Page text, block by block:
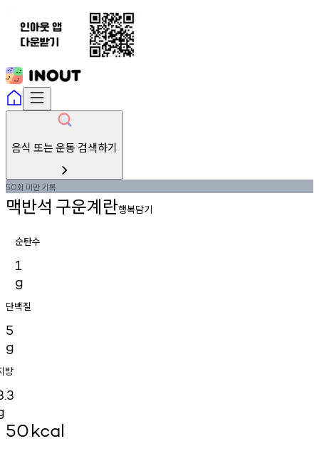
음식 또는 운동 검색하기
50회 미만기록
맥반석 구운계란행복담기
순탄수
1
g
단백질
5
g
방
50kcal